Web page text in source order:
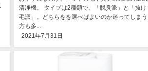
清浄機。 タイプは2種類で、「脱臭派」と「抜け
毛派」。どちらをを選べばよいのか迷ってしまう
方も多...
2021年7月31日